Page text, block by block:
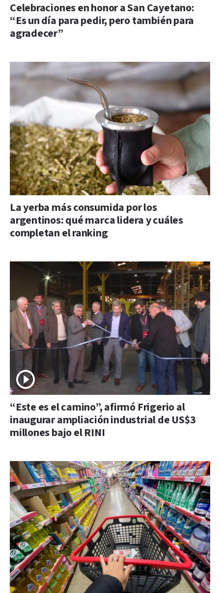
Celebraciones en honor a San Cayetano:
“Es un día para pedir, pero también para
agradecer”
La yerba más consumida por los
argentinos: qué marca lidera y cuáles
completan el ranking
“Este es el camino”, afirmó Frigerio al
inaugurar ampliación industrial de US$3
millones bajo el RINI